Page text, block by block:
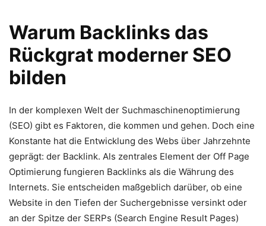
Warum Backlinks das
Rückgrat moderner SEO
bilden
In der komplexen Welt der Suchmaschinenoptimierung
(SEO) gibt es Faktoren, die kommen und gehen. Doch eine
Konstante hat die Entwicklung des Webs über Jahrzehnte
geprägt: der Backlink. Als zentrales Element der Off Page
Optimierung fungieren Backlinks als die Währung des
Internets. Sie entscheiden maßgeblich darüber, ob eine
Website in den Tiefen der Suchergebnisse versinkt oder
an der Spitze der SERPs (Search Engine Result Pages)